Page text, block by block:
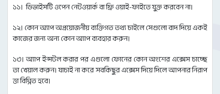
১১। ডিভাইসটি ওপেন নেটওয়ার্ক বা ফ্রি ওয়াই-ফাইতে যুক্ত করবেন না।
১২। কোন অ্যাপ অপ্রয়োজনীয় ব্যক্তিগত তথ্য চাইলে সেগুলো বাদ দিয়ে একই
কাজের জন্য অন্য কোন অ্যাপ ব্যবহার করুন।
১৩। অ্যাপ ইন্সটল করার পর এগুলো ফোনের কোন অংশের এক্সেস চাচ্ছে
তা খেয়াল করুন। যাচাই না করে সবকিছুর এক্সেস দিয়ে দিলে আপনার নিরাপ
ত্তা বিঘ্নিত হবে।